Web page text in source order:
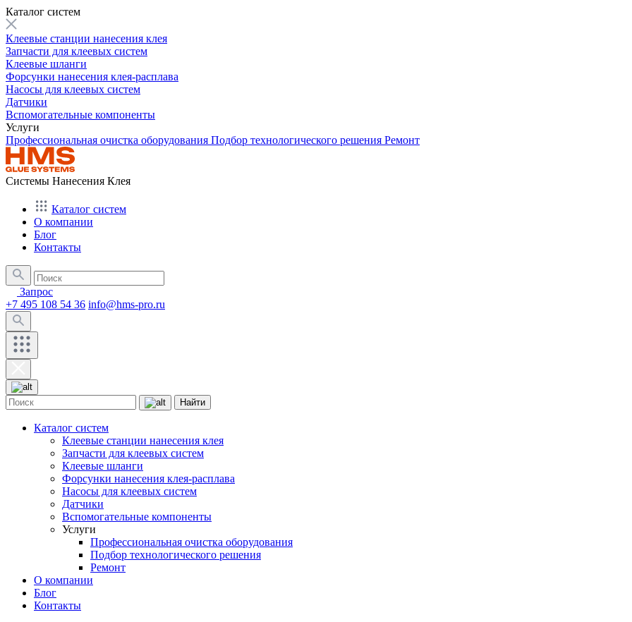
Каталог систем
Клеевые станции нанесения клея
Запчасти для клеевых систем
Клеевые шланги
Форсунки нанесения клея-расплава
Насосы для клеевых систем
Датчики
Вспомогательные компоненты
Услуги
Профессиональная очистка оборудования Подбор технологического решения Ремонт
Системы Нанесения Клея
Каталог систем
О компании
Блог
Контакты
Запрос
+7 495 108 54 36 info@hms-pro.ru
Найти
Каталог систем
Клеевые станции нанесения клея
Запчасти для клеевых систем
Клеевые шланги
Форсунки нанесения клея-расплава
Насосы для клеевых систем
Датчики
Вспомогательные компоненты
Услуги
Профессиональная очистка оборудования
Подбор технологического решения
Ремонт
О компании
Блог
Контакты